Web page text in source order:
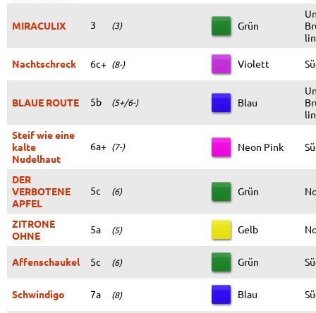
MIRACULIX 3 (3) Grün
Nachtschreck 6c+ (8-) Violett
BLAUE ROUTE 5b (5+/6-) Blau
Steif wie eine
kalte
Nudelhaut
6a+ (7-) Neon Pink
DER
VERBOTENE
APFEL
5c (6) Grün
ZITRONE
OHNE
5a (5) Gelb
Affenschaukel 5c (6) Grün
Schwindigo 7a (8) Blau